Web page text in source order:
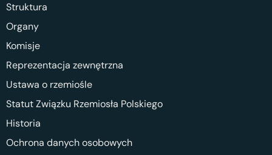
Struktura
Organy
Komisje
Reprezentacja zewnętrzna
Ustawa o rzemiośle
Statut Związku Rzemiosła Polskiego
Historia
Ochrona danych osobowych